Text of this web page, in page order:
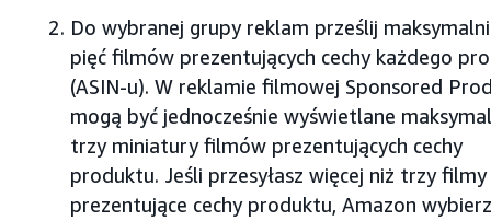
Do wybranej grupy reklam prześlij
pięć filmów prezentujących cechy każdego
(ASIN-u). W reklamie filmowej Sponsored
mogą być jednocześnie wyświetlane
trzy miniatury filmów prezentujących cechy
produktu. Jeśli przesyłasz więcej niż trzy filmy
prezentujące cechy produktu, Amazon